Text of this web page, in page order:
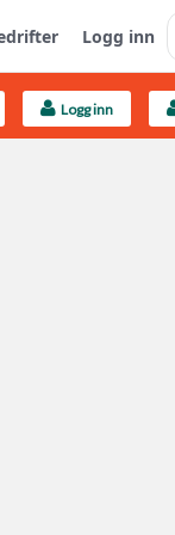
Logg inn
Logg inn